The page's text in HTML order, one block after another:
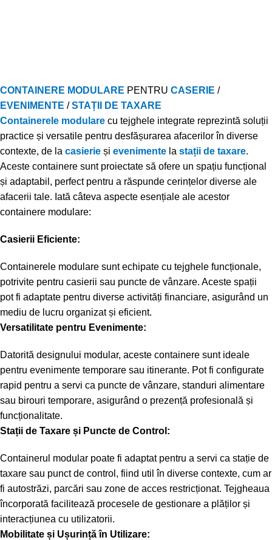
CONTAINERE MODULARE PENTRU CASERIE /
EVENIMENTE /STAȚII DE TAXARE
Containerele modulare cu tejghele integrate reprezintă soluții
practice și versatile pentru desfășurarea afacerilor în diverse
contexte, de la casierie și evenimente la stații de taxare.
Aceste containere sunt proiectate să ofere un spațiu funcțional
și adaptabil, perfect pentru a răspunde cerințelor diverse ale
afacerii tale. Iată câteva aspecte esențiale ale acestor
containere modulare:
Casierii Eficiente:
Containerele modulare sunt echipate cu tejghele funcționale,
potrivite pentru casierii sau puncte de vânzare. Aceste spații
pot fi adaptate pentru diverse activități financiare, asigurând un
mediu de lucru organizat și eficient.
Versatilitate pentru Evenimente:
Datorită designului modular, aceste containere sunt ideale
pentru evenimente temporare sau itinerante. Pot fi configurate
rapid pentru a servi ca puncte de vânzare, standuri alimentare
sau birouri temporare, asigurând o prezență profesională și
funcționalitate.
Stații de Taxare și Puncte de Control:
Containerul modular poate fi adaptat pentru a servi ca stație de
taxare sau punct de control, fiind util în diverse contexte, cum ar
fi autostrăzi, parcări sau zone de acces restricționat. Tejgheaua
încorporată facilitează procesele de gestionare a plăților și
interacțiunea cu utilizatorii.
Mobilitate și Ușurință în Utilizare: